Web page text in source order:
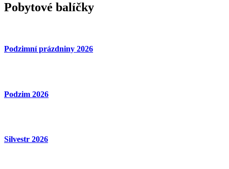
Pobytové balíčky
Podzimní prázdniny 2026
Podzim 2026
Silvestr 2026